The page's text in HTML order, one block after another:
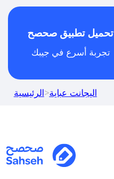
تحميل تطبيق صحصح
تجربة أسرع في جيبك
الرئيسية>اليجانت عباية